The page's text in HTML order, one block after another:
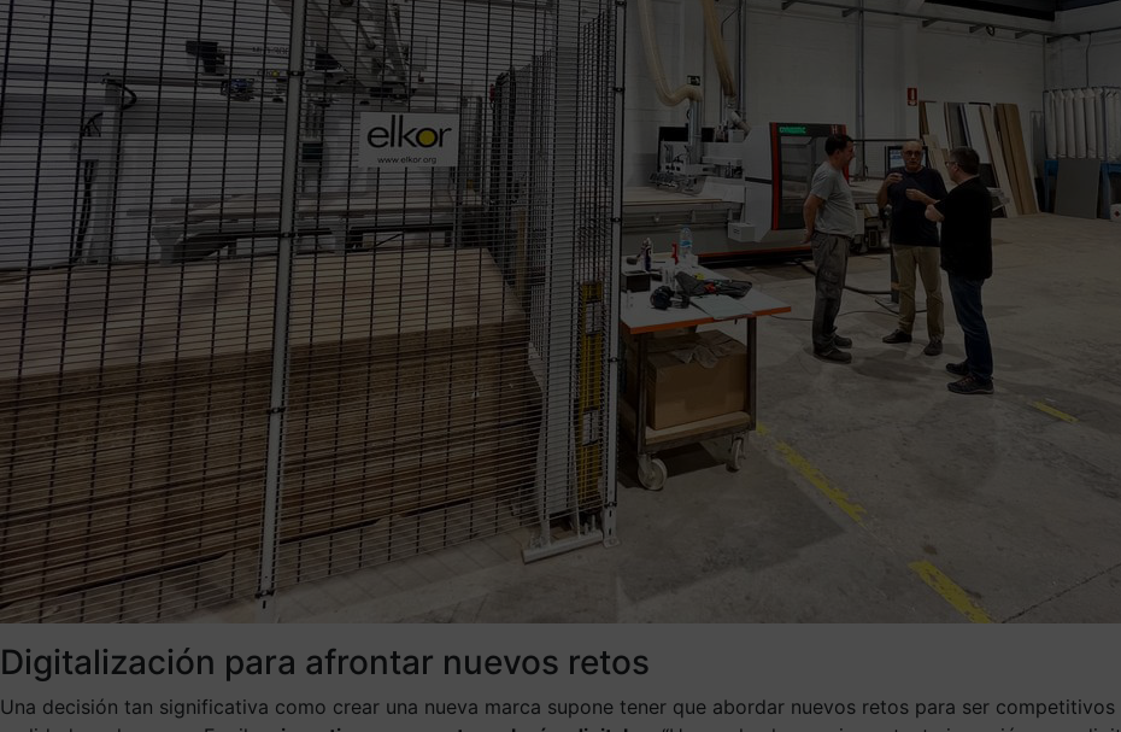
Digitalización para afrontar nuevos retos
Una decisión tan significativa como crear una nueva marca supone tener que abordar nuevos retos para ser